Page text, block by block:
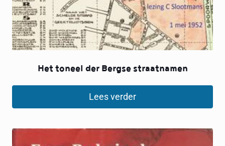
Het toneel der Bergse straatnamen
Lees verder